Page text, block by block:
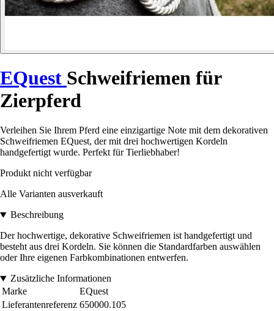
EQuest Schweifriemen für
Zierpferd
Verleihen Sie Ihrem Pferd eine einzigartige Note mit dem dekorativen
Schweifriemen EQuest, der mit drei hochwertigen Kordeln
handgefertigt wurde. Perfekt für Tierliebhaber!
Produkt nicht verfügbar
Alle Varianten ausverkauft
Beschreibung
Der hochwertige, dekorative Schweifriemen ist handgefertigt und
besteht aus drei Kordeln. Sie können die Standardfarben auswählen
oder Ihre eigenen Farbkombinationen entwerfen.
Zusätzliche Informationen
Marke
EQuest
Lieferantenreferenz 650000.105